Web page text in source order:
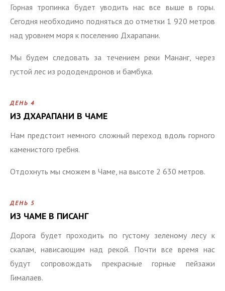
Горная тропинка будет уводить нас все выше в горы.
Сегодня необходимо подняться до отметки 1 920 метров
над уровнем моря к поселению Дхарапани.
Мы будем следовать за течением реки Мананг, через
густой лес из рододендронов и бамбука.
ДЕНЬ 4
ИЗ ДХАРАПАНИ В ЧАМЕ
Нам предстоит немного сложный переход вдоль горного
каменистого гребня.
Отдохнуть мы сможем в Чаме, на высоте 2 630 метров.
ДЕНЬ 5
ИЗ ЧАМЕ В ПИСАНГ
Дорога будет проходить по густому зеленому лесу к
скалам, нависающим над рекой. Почти все время нас
будут сопровождать прекрасные горные пейзажи
Гималаев.